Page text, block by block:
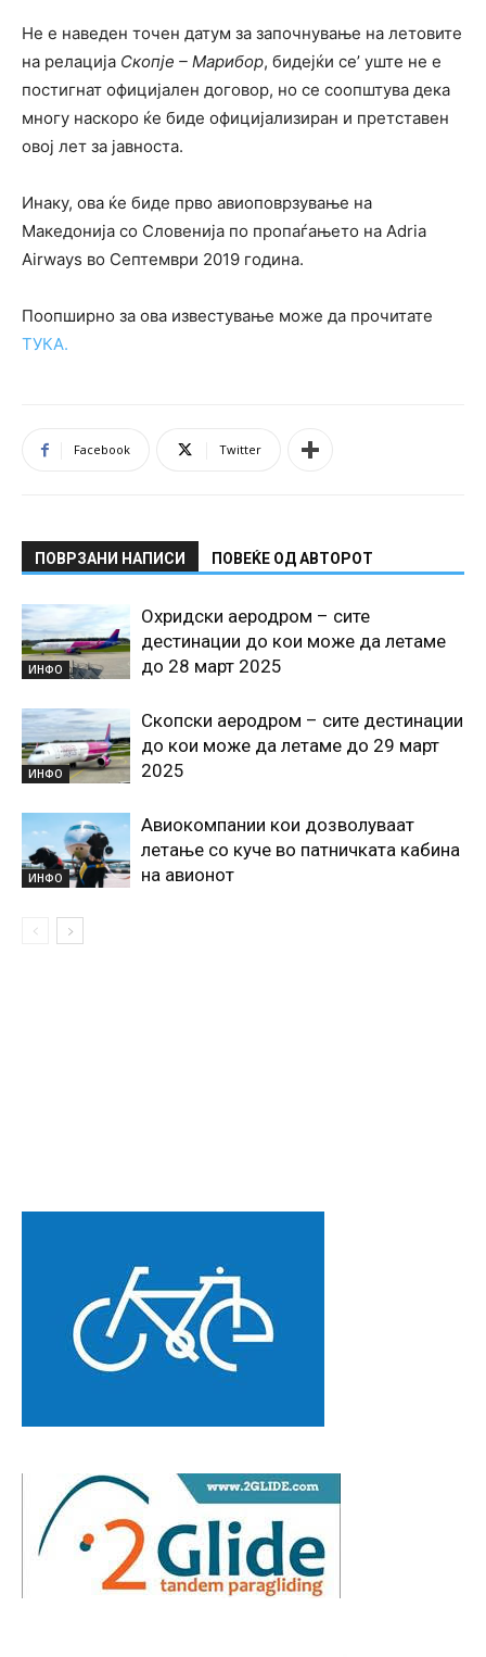
Не е наведен точен датум за започнување на летовите
на релација Скопје – Марибор, бидејќи се’ уште не е
постигнат официјален договор, но се соопштува дека
многу наскоро ќе биде официјализиран и претставен
овој лет за јавноста.
Инаку, ова ќе биде прво авиоповрзување на
Македонија со Словенија по пропаѓањето на Adria
Airways во Септември 2019 година.
Поопширно за ова известување може да прочитате
ТУКА.
Facebook Twitter
ПОВРЗАНИ НАПИСИ ПОВЕЌЕ ОД АВТОРОТ
ИНФО
Охридски аеродром – сите
дестинации до кои може да летаме
до 28 март 2025
ИНФО
Скопски аеродром – сите дестинации
до кои може да летаме до 29 март
2025
ИНФО
Авиокомпании кои дозволуваат
летање со кучe во патничката кабина
на авионот